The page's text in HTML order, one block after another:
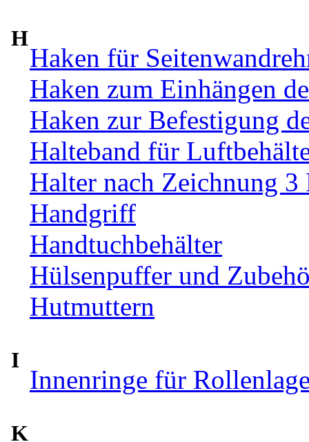
H
Haken für
Haken zum Einhängen
Haken zur Befestigung
Halteband für
Halter nach Zeichnung
Handgriff
Handtuchbehälter
Hülsenpuffer und
Hutmuttern
I
Innenringe für
K